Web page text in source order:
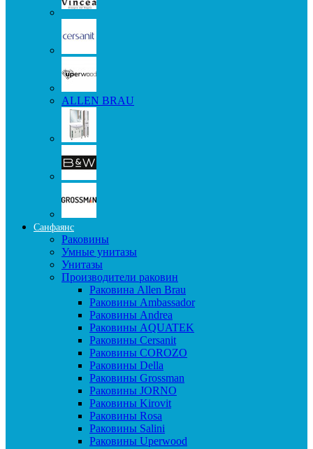
ALLEN BRAU
Санфаянс
Раковины
Умные унитазы
Унитазы
Производители раковин
Раковина Allen Brau
Раковины Ambassador
Раковины Andrea
Раковины AQUATEK
Раковины Cersanit
Раковины COROZO
Раковины Della
Раковины Grossman
Раковины JORNO
Раковины Kirovit
Раковины Rosa
Раковины Salini
Раковины Uperwood